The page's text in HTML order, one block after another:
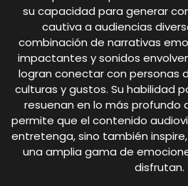
su capacidad para generar
cautiva a audiencias
combinación de narrativas
impactantes y sonidos
logran conectar con personas
culturas y gustos. Su habilidad
resuenan en lo más profundo
permite que el contenido
entretenga, sino también
una amplia gama de
disfrutan.